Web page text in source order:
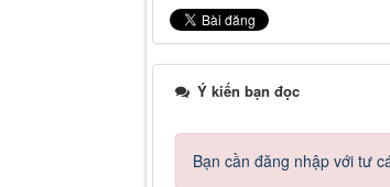
Ý kiến bạn đọc
Bạn cần đăng nhập với tư